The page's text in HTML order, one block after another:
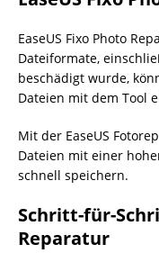
EaseUS Fixo Photo
Dateiformate,
beschädigt wurde,
Dateien mit dem Tool
Mit der EaseUS
Dateien mit einer
schnell speichern.
Schritt-für-
Reparatur